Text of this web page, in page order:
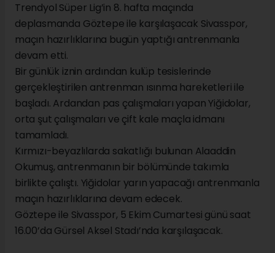
Trendyol Süper Lig’in 8. hafta maçında
deplasmanda Göztepe ile karşılaşacak Sivasspor,
maçın hazırlıklarına bugün yaptığı antrenmanla
devam etti.
Bir günlük iznin ardından kulüp tesislerinde
gerçekleştirilen antrenman ısınma hareketleri ile
başladı. Ardandan pas çalışmaları yapan Yiğidolar,
orta şut çalışmaları ve çift kale maçla idmanı
tamamladı.
Kırmızı-beyazlılarda sakatlığı bulunan Alaaddin
Okumuş, antrenmanın bir bölümünde takımla
birlikte çalıştı. Yiğidolar yarın yapacağı antrenmanla
maçın hazırlıklarına devam edecek.
Göztepe ile Sivasspor, 5 Ekim Cumartesi günü saat
16.00’da Gürsel Aksel Stadı’nda karşılaşacak.